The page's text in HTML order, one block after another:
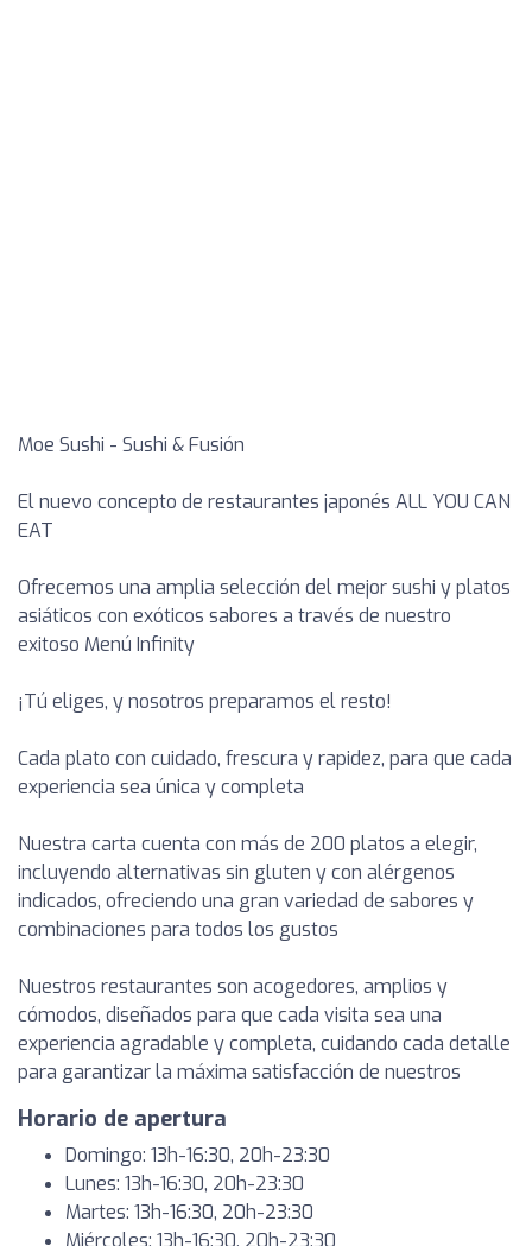
Moe Sushi - Sushi & Fusión
El nuevo concepto de restaurantes japonés ALL YOU CAN
EAT
Ofrecemos una amplia selección del mejor sushi y platos
asiáticos con exóticos sabores a través de nuestro
exitoso Menú Infinity
¡Tú eliges, y nosotros preparamos el resto!
Cada plato con cuidado, frescura y rapidez, para que cada
experiencia sea única y completa
Nuestra carta cuenta con más de 200 platos a elegir,
incluyendo alternativas sin gluten y con alérgenos
indicados, ofreciendo una gran variedad de sabores y
combinaciones para todos los gustos
Nuestros restaurantes son acogedores, amplios y
cómodos, diseñados para que cada visita sea una
experiencia agradable y completa, cuidando cada detalle
para garantizar la máxima satisfacción de nuestros
Horario de apertura
Domingo: 13h-16:30, 20h-23:30
Lunes: 13h-16:30, 20h-23:30
Martes: 13h-16:30, 20h-23:30
Miércoles: 13h-16:30, 20h-23:30